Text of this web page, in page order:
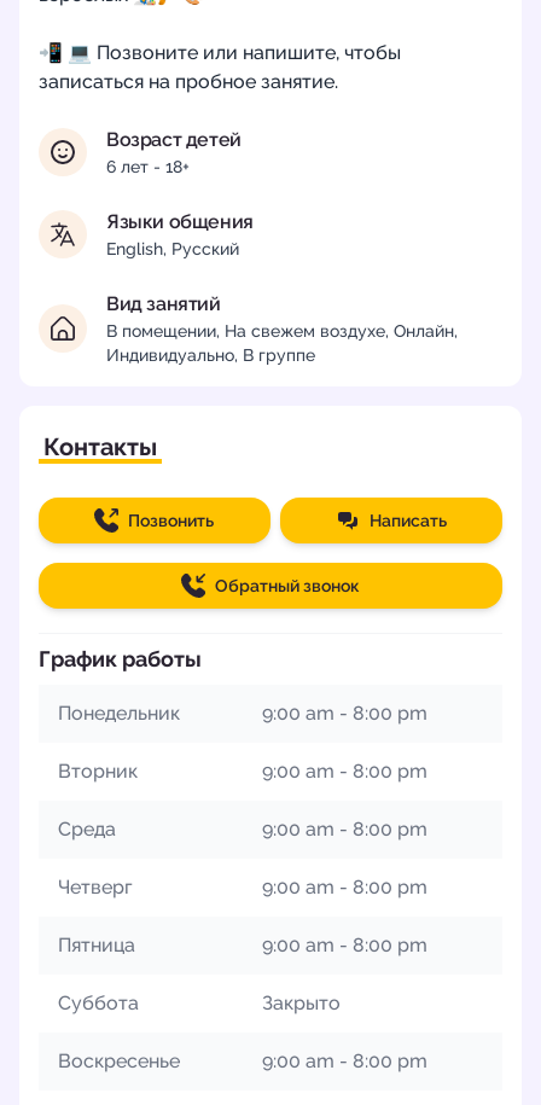
📲 💻 Позвоните или напишите, чтобы
записаться на пробное занятие.
Возраст детей
6 лет - 18+
Языки общения
English, Русский
Вид занятий
В помещении, На свежем воздухе, Онлайн,
Индивидуально, В группе
Контакты
Позвонить Написать
Обратный звонок
График работы
Понедельник 9:00 am - 8:00 pm
Вторник 9:00 am - 8:00 pm
Среда 9:00 am - 8:00 pm
Четверг 9:00 am - 8:00 pm
Пятница 9:00 am - 8:00 pm
Суббота Закрыто
Воскресенье 9:00 am - 8:00 pm